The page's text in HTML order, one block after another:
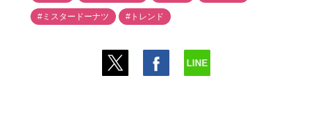
#ミスタードーナツ #トレンド